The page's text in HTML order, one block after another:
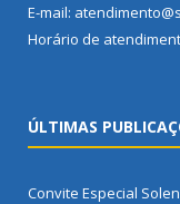
E-mail:
Horário de
ÚLTIMAS
Convite Especial